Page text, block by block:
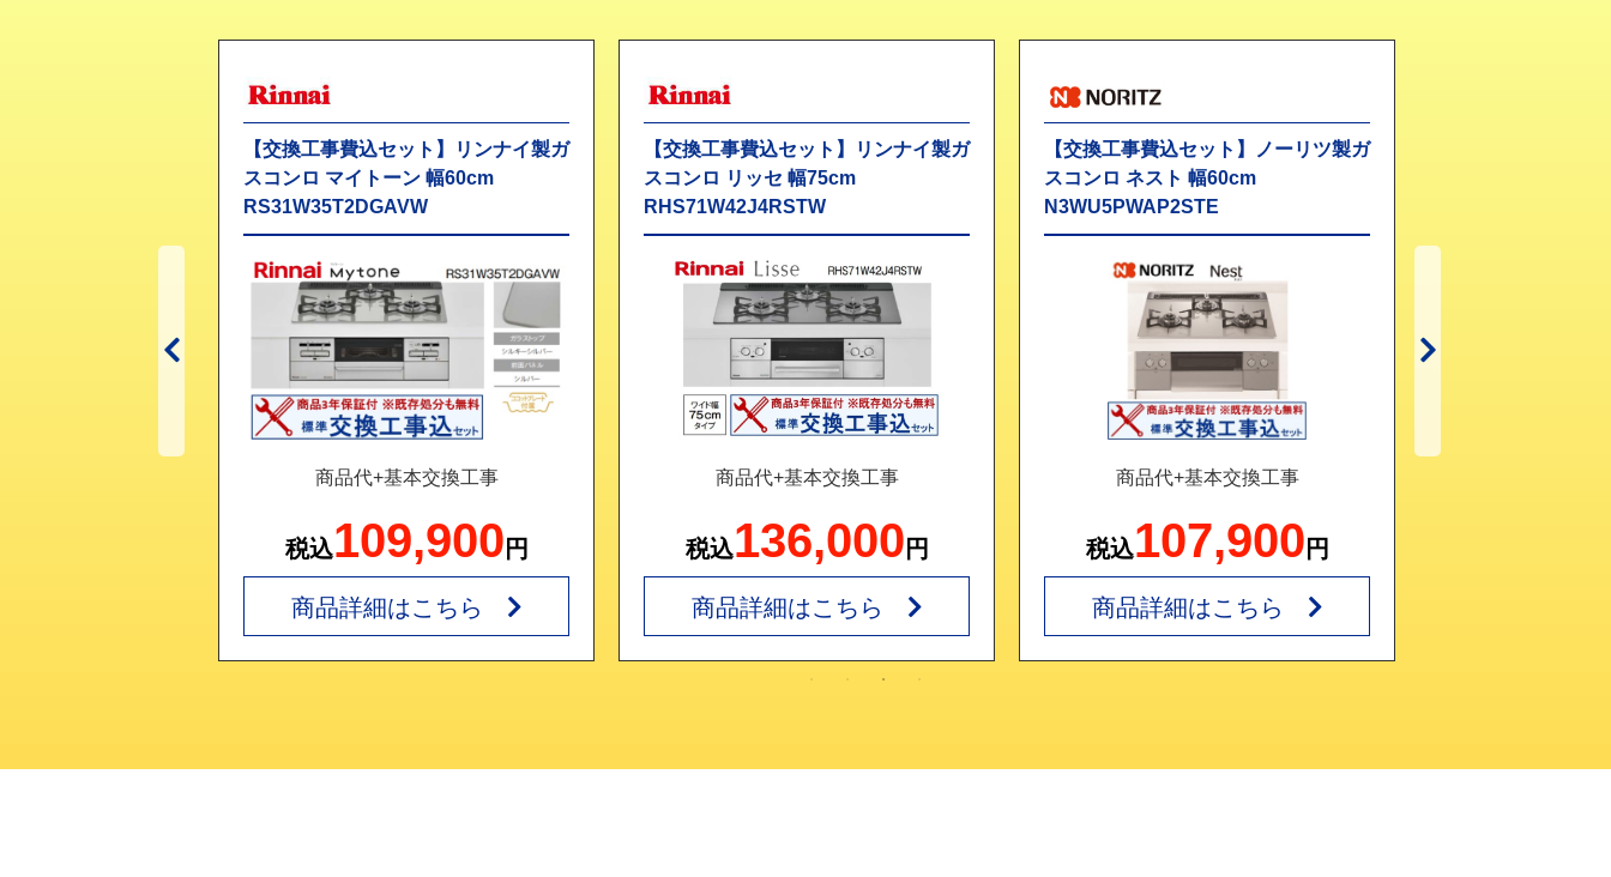
【交換工事費込セット】リンナイ製ガ
スコンロ マイトーン 幅60cm
RS31W35T2DGAVW
商品代+基本交換工事
税込109,900 円
商品詳細はこちら
【交換工事費込セット】リンナイ製ガ
スコンロ リッセ 幅75cm
RHS71W42J4RSTW
商品代+基本交換工事
税込136,000 円
商品詳細はこちら
【交換工事費込セット】ノーリツ製ガ
スコンロ ネスト 幅60cm
N3WU5PWAP2STE
商品代+基本交換工事
税込107,900 円
商品詳細はこちら